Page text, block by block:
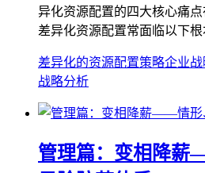
异化资源配置的四大核心痛点
差异化资源配置常面临以下根
差异化的资源配置策略企业战
战略分析
管理篇：变相降